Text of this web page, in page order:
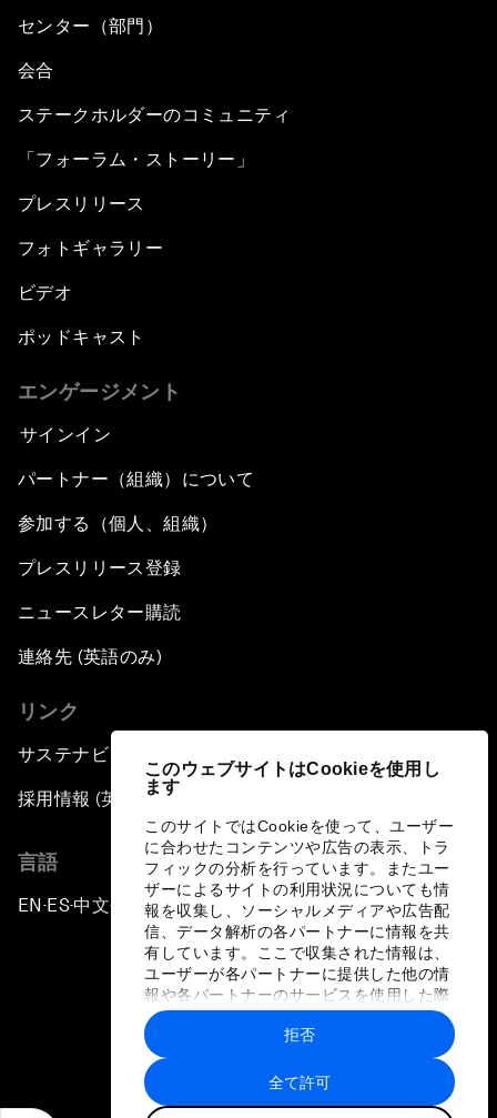
このウェブサイトはCookieを使用し
ます
このサイトではCookieを使って、ユーザー
に合わせたコンテンツや広告の表示、トラ
フィックの分析を行っています。またユー
ザーによるサイトの利用状況についても情
報を収集し、ソーシャルメディアや広告配
信、データ解析の各パートナーに情報を共
有しています。ここで収集された情報は、
ユーザーが各パートナーに提供した他の情
報や各パートナーのサービスを使用した際
に収集された情報と組み合わされ、各パー
トナーによって使用されることがありま
す。
全て許可
拒否
センター（部門）
会合
ステークホルダーのコミュニティ
「フォーラム・ストーリー」
プレスリリース
フォトギャラリー
ビデオ
ポッドキャスト
エンゲージメント
サインイン
パートナー（組織）について
参加する（個人、組織）
プレスリリース登録
ニュースレター購読
連絡先 (英語のみ)
リンク
サステナビリティへの取り組み
採用情報 (英語のみ)
言語
EN ▪ES▪中文▪ 日本語
プライバシーポリシーと利用規約
サイトマップ